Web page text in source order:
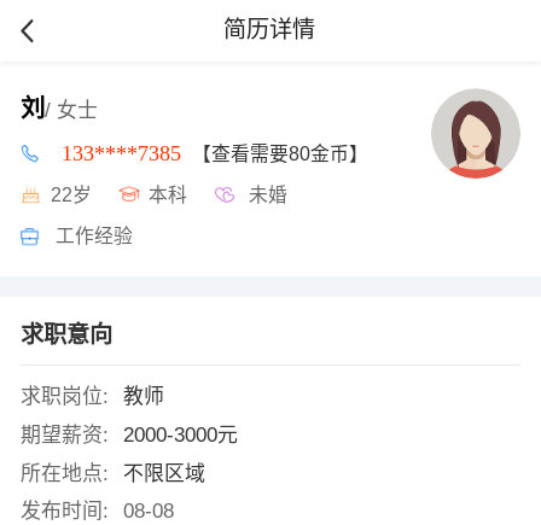
简历详情
刘 / 女士
133****7385 【查看需要80金币】
22岁 本科 未婚
工作经验
求职意向
求职岗位:
教师
期望薪资:
2000-3000元
所在地点:
不限区域
发布时间:
08-08